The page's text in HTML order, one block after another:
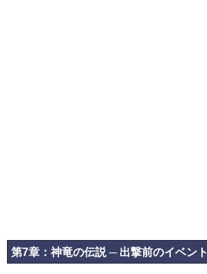
第7章：神竜の伝説 ─ 出撃前のイベント